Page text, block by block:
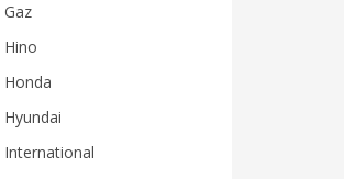
Gaz
Hino
Honda
Hyundai
International